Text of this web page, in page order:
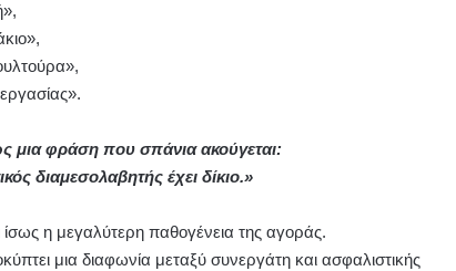
μια φράση που σπάνια ακούγεται:
διαμεσολαβητής έχει δίκιο.»
ίσως η μεγαλύτερη παθογένεια της αγοράς.
μια διαφωνία μεταξύ συνεργάτη και ασφαλιστικής